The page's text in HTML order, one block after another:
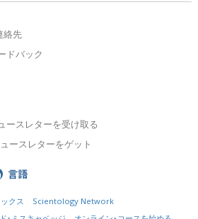
絡先
ドバック
ースレターを受け取る
ースレターをゲット
言語
クス
Scientology Network